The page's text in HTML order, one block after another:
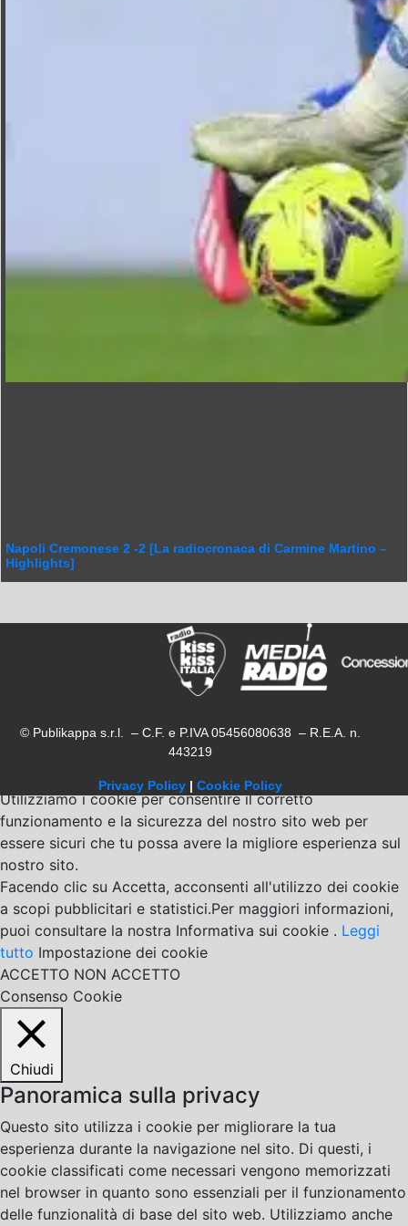
Napoli Cremonese 2 -2 [La radiocronaca di Carmine Martino –
Highlights]
© Publikappa s.r.l. – C.F. e P.IVA 05456080638 – R.E.A. n.
443219
Privacy Policy | Cookie Policy
Utilizziamo i cookie per consentire il corretto
funzionamento e la sicurezza del nostro sito web per
essere sicuri che tu possa avere la migliore esperienza sul
nostro sito.
Facendo clic su Accetta, acconsenti all'utilizzo dei cookie
a scopi pubblicitari e statistici.Per maggiori informazioni,
puoi consultare la nostra Informativa sui cookie . Leggi
tutto Impostazione dei cookie
ACCETTO NON ACCETTO
Consenso Cookie
Chiudi
Panoramica sulla privacy
Questo sito utilizza i cookie per migliorare la tua
esperienza durante la navigazione nel sito. Di questi, i
cookie classificati come necessari vengono memorizzati
nel browser in quanto sono essenziali per il funzionamento
delle funzionalità di base del sito web. Utilizziamo anche